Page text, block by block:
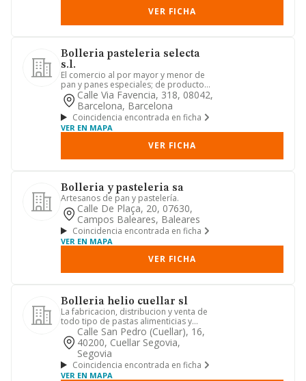
VER FICHA
Bolleria pasteleria selecta
s.l.
El comercio al por mayor y menor de
pan y panes especiales; de productos
de pasteleria, confiteria,...
Calle Via Favencia, 318, 08042,
Barcelona, Barcelona
Coincidencia encontrada en ficha
VER EN MAPA
VER FICHA
Bolleria y pasteleria sa
Artesanos de pan y pastelería.
Calle De Plaça, 20, 07630,
Campos Baleares, Baleares
Coincidencia encontrada en ficha
VER EN MAPA
VER FICHA
Bolleria helio cuellar sl
La fabricacion, distribucion y venta de
todo tipo de pastas alimenticias y
productos amil ceos, ind...
Calle San Pedro (cuellar), 16,
40200, Cuellar Segovia,
Segovia
Coincidencia encontrada en ficha
VER EN MAPA